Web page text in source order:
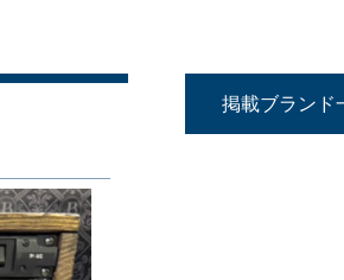
掲載ブランド